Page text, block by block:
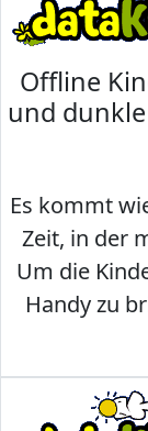
Offline
und
Es kommt
Zeit, in der
Um die
Handy zu